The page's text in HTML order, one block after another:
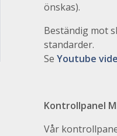
önskas).
Beständig mot
standarder.
Se Youtube
Kontrollpanel
Vår